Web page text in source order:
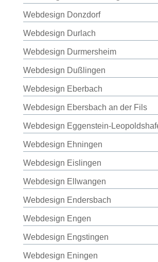
Webdesign Donzdorf
Webdesign Durlach
Webdesign Durmersheim
Webdesign Dußlingen
Webdesign Eberbach
Webdesign Ebersbach an der Fils
Webdesign Eggenstein-
Webdesign Ehningen
Webdesign Eislingen
Webdesign Ellwangen
Webdesign Endersbach
Webdesign Engen
Webdesign Engstingen
Webdesign Eningen